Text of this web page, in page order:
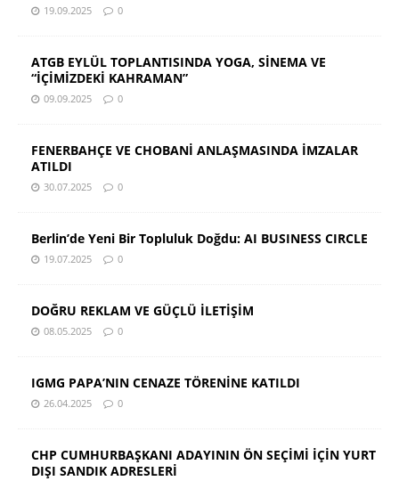
19.09.2025 0
ATGB EYLÜL TOPLANTISINDA YOGA, SİNEMA VE
“İÇİMİZDEKİ KAHRAMAN”
09.09.2025 0
FENERBAHÇE VE CHOBANİ ANLAŞMASINDA İMZALAR
ATILDI
30.07.2025 0
Berlin’de Yeni Bir Topluluk Doğdu: AI BUSINESS CIRCLE
19.07.2025 0
DOĞRU REKLAM VE GÜÇLÜ İLETİŞİM
08.05.2025 0
IGMG PAPA’NIN CENAZE TÖRENİNE KATILDI
26.04.2025 0
CHP CUMHURBAŞKANI ADAYININ ÖN SEÇİMİ İÇİN YURT
DIŞI SANDIK ADRESLERİ